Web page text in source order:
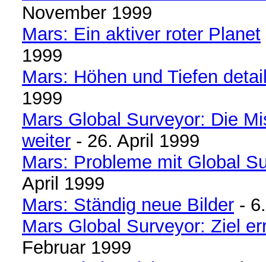
November 1999
Mars: Ein aktiver roter Planet
1999
Mars: Höhen und Tiefen
1999
Mars Global Surveyor: Die
weiter - 26. April 1999
Mars: Probleme mit Global
April 1999
Mars: Ständig neue Bilder -
Mars Global Surveyor: Ziel
Februar 1999